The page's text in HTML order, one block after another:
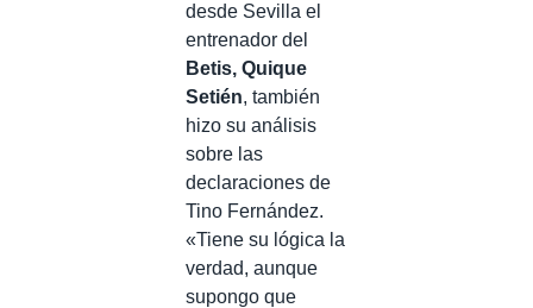
desde Sevilla el
entrenador del
Betis, Quique
Setién, también
hizo su análisis
sobre las
declaraciones de
Tino Fernández.
«Tiene su lógica la
verdad, aunque
supongo que